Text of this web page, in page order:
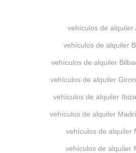
vehículos de alquiler
vehículos de alquiler
vehículos de alquiler
vehículos de alquiler
vehículos de alquiler
vehículos de alquiler
vehículos de alquiler
vehículos de alquiler